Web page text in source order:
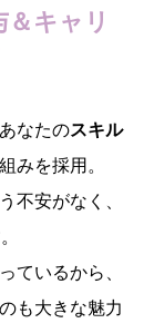
キャリ
なたのスキル
みを採用。
不安がなく、
ているから、
も大きな魅力